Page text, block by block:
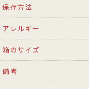
保存方法
アレルギー
箱のサイズ
備考